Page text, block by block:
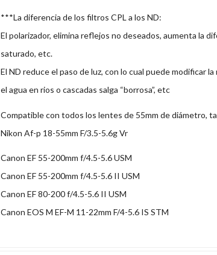
***La diferencia de los filtros CPL a los ND:
El polarizador, elimina reflejos no deseados, aumenta la
saturado, etc.
El ND reduce el paso de luz, con lo cual puede modificar
el agua en rios o cascadas salga “borrosa”, etc
Compatible con todos los lentes de 55mm de diámetro,
Nikon Af-p 18-55mm F/3.5-5.6g Vr
Canon EF 55-200mm f/4.5-5.6 USM
Canon EF 55-200mm f/4.5-5.6 II USM
Canon EF 80-200 f/4.5-5.6 II USM
Canon EOS M EF-M 11-22mm F/4-5.6 IS STM